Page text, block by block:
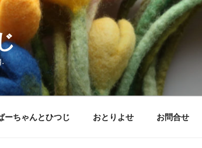
ーちゃんとひつじ おとりよせ お問合せ